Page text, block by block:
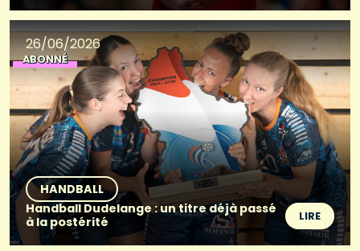
26/06/2026
ABONNÉ
HANDBALL
Handball Dudelange : un titre déjà passé
à la postérité
LIRE